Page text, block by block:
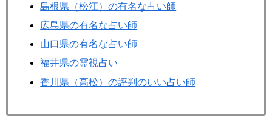
島根県（松江）の有名な占い師
広島県の有名な占い師
山口県の有名な占い師
福井県の霊視占い
香川県（高松）の評判のいい占い師